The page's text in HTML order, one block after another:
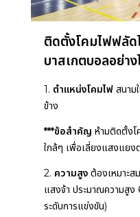
ติดตั้งโคมไฟฟลัด
บาสเกตบอลอย่า
1. ตำแหน่งโคมไฟ สนาม
ข้าง
***ข้อสำคัญ ห้ามติดตั้งโ
ใกล้ๆ เพื่อเลี่ยงแสงแยง
2. ความสูง ต้องเหมาะส
แสงจ้า ประมาณความสูง
ระดับการแข่งขัน)